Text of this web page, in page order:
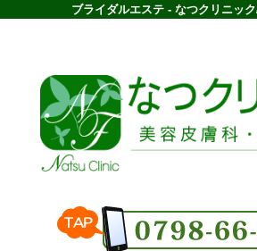
ブライダルエステ - なつクリニッ